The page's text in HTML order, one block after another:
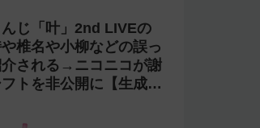
んじ「叶」2nd LIVEの
椎名や小柳などの誤っ
される→ニコニコが謝
トを非公開に【生成